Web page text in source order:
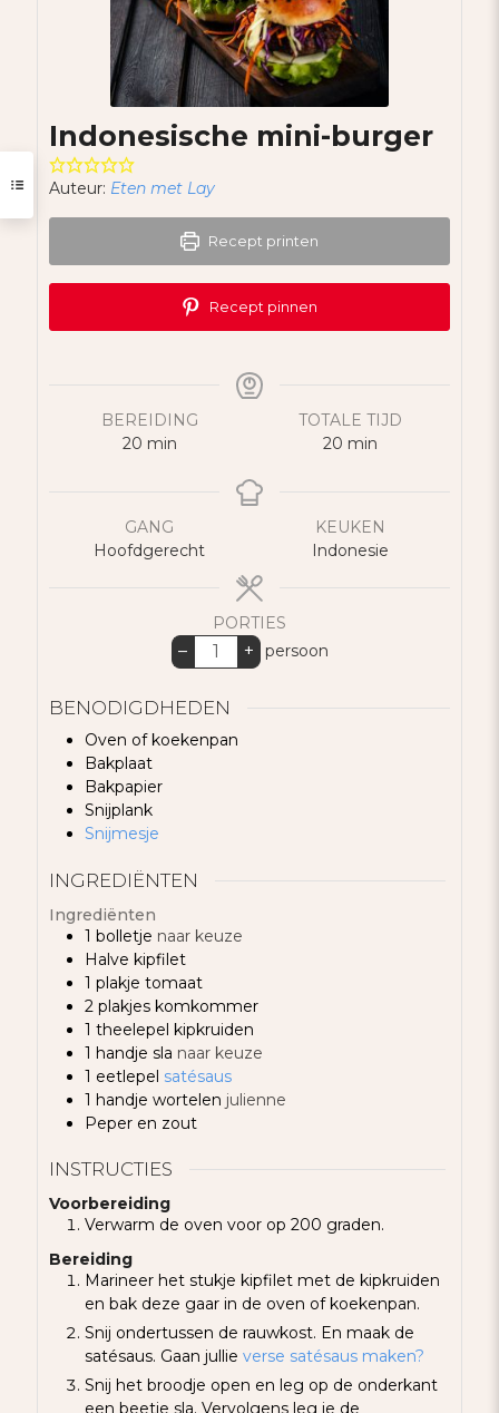
Indonesische mini-burger
Auteur: Eten met Lay
Recept printen
Recept pinnen
BEREIDING
20minuten
min
TOTALE TIJD
20minuten
min
GANG
Hoofdgerecht
KEUKEN
Indonesie
PORTIES
– + persoon
BENODIGDHEDEN
Oven of koekenpan
Bakplaat
Bakpapier
Snijplank
Snijmesje
INGREDIËNTEN
Ingrediënten
1 bolletje naar keuze
Halve kipfilet
1 plakje tomaat
2 plakjes komkommer
1 theelepel kipkruiden
1 handje sla naar keuze
1 eetlepel satésaus
1 handje wortelen julienne
Peper en zout
INSTRUCTIES
Voorbereiding
Verwarm de oven voor op 200 graden.
Bereiding
Marineer het stukje kipfilet met de kipkruiden
en bak deze gaar in de oven of koekenpan.
Snij ondertussen de rauwkost. En maak de
satésaus. Gaan jullie verse satésaus maken?
Snij het broodje open en leg op de onderkant
een beetje sla. Vervolgens leg je de